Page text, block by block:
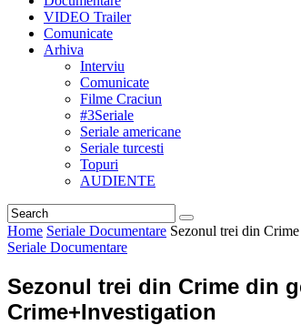
VIDEO Trailer
Comunicate
Arhiva
Interviu
Comunicate
Filme Craciun
#3Seriale
Seriale americane
Seriale turcesti
Topuri
AUDIENTE
Home Seriale Documentare Sezonul trei din
Seriale Documentare
Sezonul trei din Crime din
Crime+Investigation